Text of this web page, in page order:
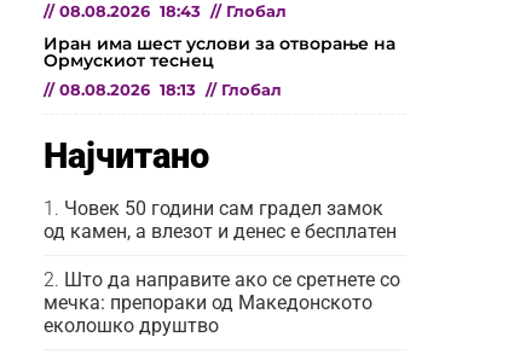
// 08.08.2026 18:43 // Глобал
Иран има шест услови за отворање на
Ормускиот теснец
// 08.08.2026 18:13 // Глобал
Најчитано
Човек 50 години сам градел замок
од камен, а влезот и денес е бесплатен
Што да направите ако се сретнете со
мечка: препораки од Македонското
еколошко друштво